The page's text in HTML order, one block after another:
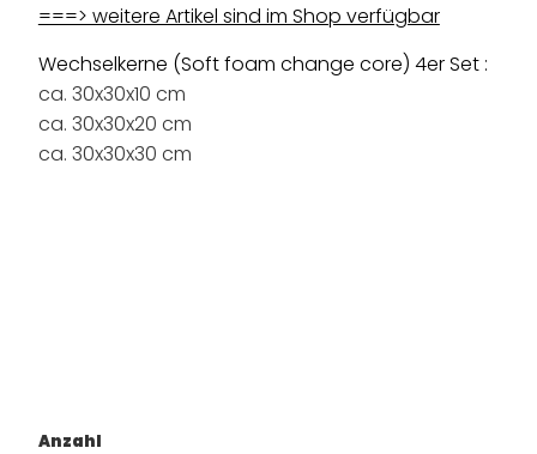
===> weitere Artikel sind im Shop verfügbar
Wechselkerne (Soft foam change core) 4er Set :
ca. 30x30x10 cm
ca. 30x30x20 cm
ca. 30x30x30 cm
Anzahl